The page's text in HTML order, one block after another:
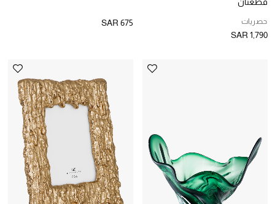
الجديد في عالم الجمال
المكياج
العناية بالبشرة
مستحضرات العناية
حصريات
SAR 1,790
SAR 675